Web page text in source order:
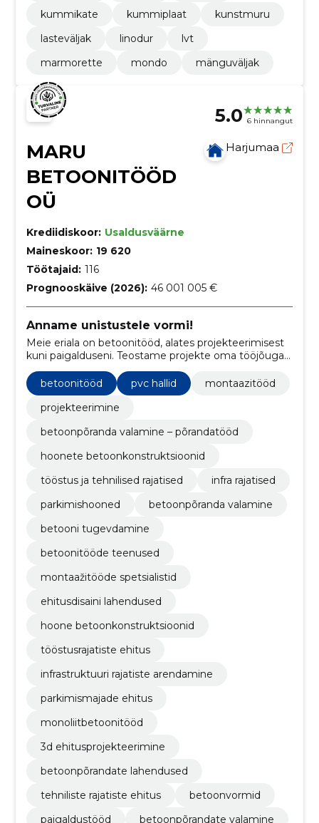
kummikate
kummiplaat
kunstmuru
lasteväljak
linodur
lvt
marmorette
mondo mänguväljak
5.0 6 hinnangut
MARU
BETOONITÖÖD
OÜ
Harjumaa
Krediidiskoor: Usaldusväärne
Maineskoor: 19 620
Töötajaid: 116
Prognooskäive (2026): 46 001 005 €
Anname unistustele vormi!
Meie eriala on betoonitööd, alates projekteerimisest
kuni paigalduseni. Teostame projekte oma tööjõuga
ning kogemusele.
betoonitööd pvc hallid
montaazitööd
projekteerimine
betoonpõranda valamine – põrandatööd
hoonete betoonkonstruktsioonid
tööstus ja tehnilised rajatised
infra rajatised
parkimishooned
betoonpõranda valamine
betooni tugevdamine
betoonitööde teenused
montaažitööde spetsialistid
ehitusdisaini lahendused
hoone betoonkonstruktsioonid
tööstusrajatiste ehitus
infrastruktuuri rajatiste arendamine
parkimismajade ehitus
monoliitbetoonitööd
3d ehitusprojekteerimine
betoonpõrandate lahendused
tehniliste rajatiste ehitus
betoonvormid
paigaldustööd
betoonpõrandate valamine